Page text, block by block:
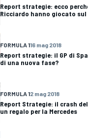
Report strategie: ecco
Ricciardo hanno giocato sul
FORMULA 116 mag 2018
Report strategie: il GP di
di una nuova fase?
FORMULA 12 mag 2018
Report Strategie: il crash
un regalo per la Mercedes